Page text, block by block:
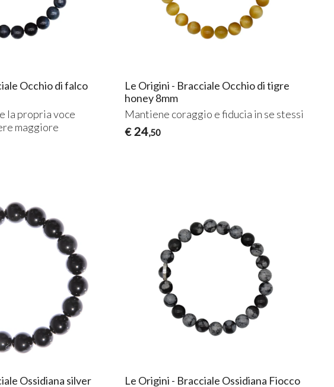
Occhio di falco
la propria voce
maggiore
Le Origini - Bracciale Occhio di tigre
honey 8mm
Mantiene coraggio e fiducia in se stessi
€ 24,50
Ossidiana silver
Le Origini - Bracciale Ossidiana Fiocco